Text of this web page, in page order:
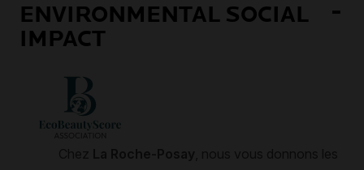
ENVIRONMENTAL SOCIAL
IMPACT